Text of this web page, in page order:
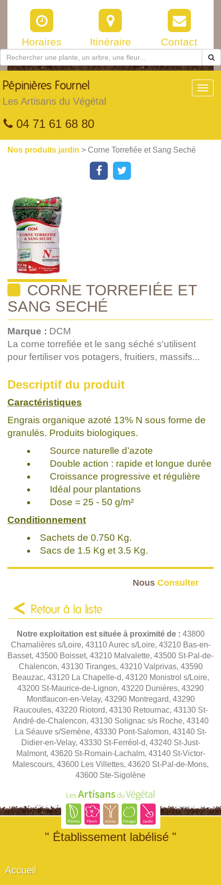
Horaires Itinéraire Contact
Pépinières Fournel
Les Artisans du Végétal
04 71 61 68 80
Nos produits jardin > Corne Torrefiée et Sang Seché
CORNE TORREFIÉE ET
SANG SECHÉ
Marque : DCM
La corne torrefiée et le sang séché s'utilisent
pour fertiliser vos potagers, fruitiers, massifs...
Descriptif du produit
Caractéristiques
Engrais organique azoté 13% N sous forme de
granulés. Produits biologiques.
Source naturelle d’azote
Double action : rapide et longue durée
Croissance progressive et régulière
Idéal pour plantations
Dose = 25 - 50 g/m²
Conditionnement
Sachets de 0.750 Kg.
Sacs de 1.5 Kg et 3.5 Kg.
Nous Consulter
Retour à la liste
Notre exploitation est située à proximité de : 43800
Chamalières s/Loire, 43110 Aurec s/Loire, 43210 Bas-en-
Basset, 43500 Boisset, 43210 Malvalette, 43500 St-Pal-de-
Chalencon, 43130 Tiranges, 43210 Valprivas, 43590
Beauzac, 43120 La Chapelle-d, 43120 Monistrol s/Loire,
43200 St-Maurice-de-Lignon, 43220 Dunières, 43290
Montfaucon-en-Velay, 43290 Montregard, 43290
Raucoules, 43220 Riotord, 43130 Retournac, 43130 St-
André-de-Chalencon, 43130 Solignac s/s Roche, 43140
La Séauve s/Semène, 43330 Pont-Salomon, 43140 St-
Didier-en-Velay, 43330 St-Ferréol-d, 43240 St-Just-
Malmont, 43620 St-Romain-Lachalm, 43140 St-Victor-
Malescours, 43600 Les Villettes, 43620 St-Pal-de-Mons,
43600 Ste-Sigolène
" Établissement labélisé "
Accueil